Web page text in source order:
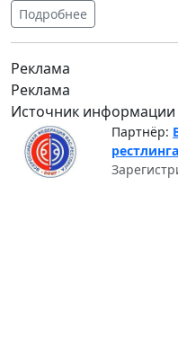
Подробнее
Реклама
Реклама
Источник информации
Партнёр:
рестлинга